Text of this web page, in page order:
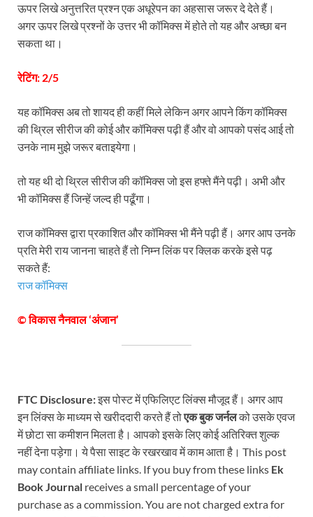
ऊपर लिखे अनुत्तरित प्रश्न एक अधूरेपन का अहसास जरूर दे देते हैं।
अगर ऊपर लिखे प्रश्नों के उत्तर भी कॉमिक्स में होते तो यह और अच्छा बन
सकता था।
रेटिंग: 2/5
यह कॉमिक्स अब तो शायद ही कहीं मिले लेकिन अगर आपने किंग कॉमिक्स
की थ्रिल सीरीज की कोई और कॉमिक्स पढ़ी हैं और वो आपको पसंद आई तो
उनके नाम मुझे जरूर बताइयेगा।
तो यह थी दो थ्रिल सीरीज की कॉमिक्स जो इस हफ्ते मैंने पढ़ी। अभी और
भी कॉमिक्स हैं जिन्हें जल्द ही पढूँगा।
राज कॉमिक्स द्वारा प्रकाशित और कॉमिक्स भी मैंने पढ़ी हैं। अगर आप उनके
प्रति मेरी राय जानना चाहते हैं तो निम्न लिंक पर क्लिक करके इसे पढ़
सकते हैं:
राज कॉमिक्स
© विकास नैनवाल ‘अंजान’
FTC Disclosure:इस पोस्ट में एफिलिएट लिंक्स मौजूद हैं। अगर आप
इन लिंक्स के माध्यम से खरीददारी करते हैं तोएक बुक जर्नलको उसके एवज
में छोटा सा कमीशन मिलता है। आपको इसके लिए कोई अतिरिक्त शुल्क
नहीं देना पड़ेगा। ये पैसा साइट के रखरखाव में काम आता है। This post
may contain affiliate links. If you buy from these links Ek
Book Journal receives a small percentage of your
purchase as a commission. You are not charged extra for